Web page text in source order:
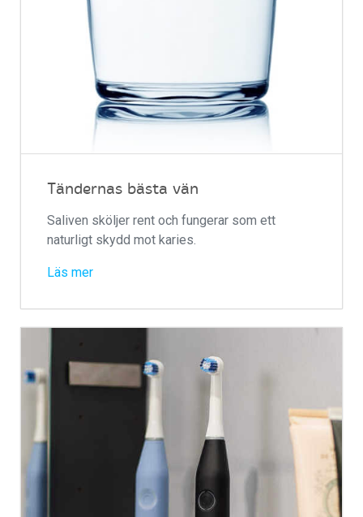
Tändernas bästa vän
Saliven sköljer rent och fungerar som ett
naturligt skydd mot karies.
Läs mer